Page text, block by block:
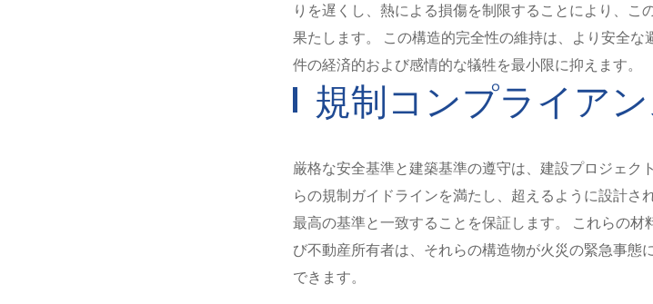
りを遅くし、熱による損傷を制限することにより、こ
果たします。 この構造的完全性の維持は、より安全
件の経済的および感情的な犠牲を最小限に抑えます。
規制コンプライア
厳格な安全基準と建築基準の遵守は、建設プロジェク
らの規制ガイドラインを満たし、超えるように設計さ
最高の基準と一致することを保証します。 これらの
び不動産所有者は、それらの構造物が火災の緊急事態
できます。